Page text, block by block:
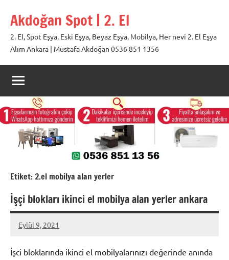
geçAkdoğan Spot | 2. El
2. El, Spot Eşya, Eski Eşya, Beyaz Eşya, Mobilya, Her nevi 2. El Eşya
Alım Ankara | Mustafa Akdoğan 0536 851 1356
Etiket:2.el mobilya alan yerler
İşçi blokları ikinci el mobilya alan yerler ankara
Eylül 9, 2021
Mustafa
İşci bloklarında ikinci el mobilyalarınızı değerinde anında